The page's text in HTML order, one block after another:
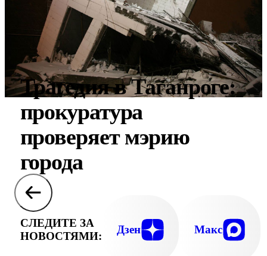
Трагедия в Таганроге:
прокуратура
проверяет мэрию
города
СЛЕДИТЕ ЗА
НОВОСТЯМИ:
Дзен Макс